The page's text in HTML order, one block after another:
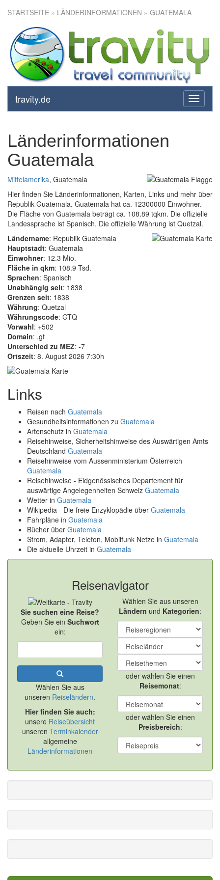
STARTSEITE » LÄNDERINFORMATIONEN » GUATEMALA
toggle
travity.de
Länderinformationen
Guatemala
Mittelamerika, Guatemala
Hier finden Sie Länderinformationen, Karten, Links und mehr über
Republik Guatemala. Guatemala hat ca. 12300000 Einwohner.
Die Fläche von Guatemala beträgt ca. 108.89 tqkm. Die offizielle
Landessprache ist Spanisch. Die offizielle Währung ist Quetzal.
Ländername: Republik Guatemala
Hauptstadt: Guatemala
Einwohner: 12.3 Mio.
Fläche in qkm: 108.9 Tsd.
Sprachen: Spanisch
Unabhängig seit: 1838
Grenzen seit: 1838
Währung: Quetzal
Währungscode: GTQ
Vorwahl: +502
Domain: .gt
Unterschied zu MEZ: -7
Ortszeit: 8. August 2026 7:30h
Links
Reisen nach Guatemala
Gesundheitsinformationen zu Guatemala
Artenschutz in Guatemala
Reisehinweise, Sicherheitshinweise des Auswärtigen Amts
Deutschland Guatemala
Reisehinweise vom Aussenministerium Österreich
Guatemala
Reisehinweise - Eidgenössisches Departement für
auswärtige Angelegenheiten Schweiz Guatemala
Wetter in Guatemala
Wikipedia - Die freie Enzyklopädie über Guatemala
Fahrpläne in Guatemala
Bücher über Guatemala
Strom, Adapter, Telefon, Mobilfunk Netze in Guatemala
Die aktuelle Uhrzeit in Guatemala
Reisenavigator
Sie suchen eine Reise?
Geben Sie ein Suchwort
ein:
Wählen Sie aus
unseren Reiseländern.
Hier finden Sie auch:
unsere Reiseübersicht
unseren Terminkalender
allgemeine
Länderinformationen
Wählen Sie aus unseren
Ländern und Kategorien:
oder wählen Sie einen
Reisemonat:
oder wählen Sie einen
Preisbereich: